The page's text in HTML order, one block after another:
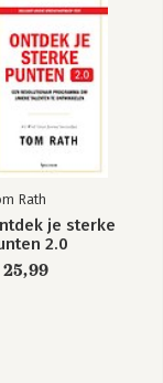
Rath
je sterke
2.0